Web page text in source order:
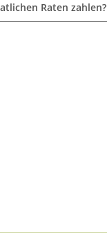
Raten zahlen?